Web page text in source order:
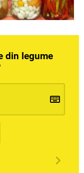
din legume